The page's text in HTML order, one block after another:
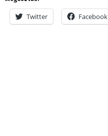
Twitter Facebook